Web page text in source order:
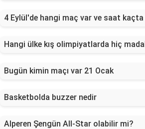
4 Eylül'de hangi maç var ve saat kaçta
Hangi ülke kış olimpiyatlarda hiç
Bugün kimin maçı var 21 Ocak
Basketbolda buzzer nedir
Alperen Şengün All-Star olabilir mi?